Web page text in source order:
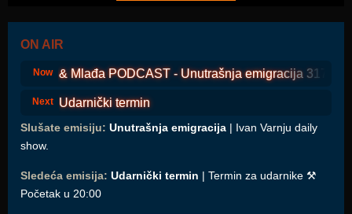
ON AIR
Now
Daško & Mlađa PODCAST - Unutrašnja emigracija 317
Next Udarnički termin
Slušate emisiju: Unutrašnja emigracija | Ivan Varnju daily
show.
Sledeća emisija: Udarnički termin | Termin za udarnike ⚒️
Početak u 20:00